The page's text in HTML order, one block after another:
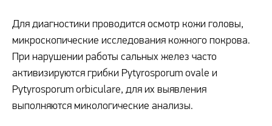
Для диагностики проводится осмотр кожи головы,
микроскопические исследования кожного покрова.
При нарушении работы сальных желез часто
активизируются грибки Pytyrosporum ovale и
Pytyrosporum orbiculare, для их выявления
выполняются микологические анализы.